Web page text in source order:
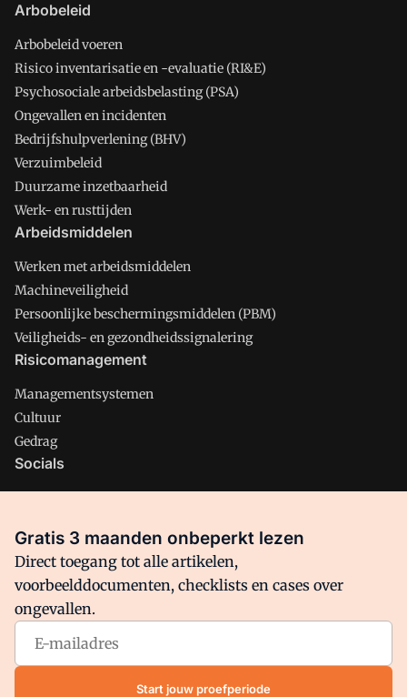
Arbobeleid
Arbobeleid voeren
Risico inventarisatie en -evaluatie (RI&E)
Psychosociale arbeidsbelasting (PSA)
Ongevallen en incidenten
Bedrijfshulpverlening (BHV)
Verzuimbeleid
Duurzame inzetbaarheid
Werk- en rusttijden
Arbeidsmiddelen
Werken met arbeidsmiddelen
Machineveiligheid
Persoonlijke beschermingsmiddelen (PBM)
Veiligheids- en gezondheidssignalering
Risicomanagement
Managementsystemen
Cultuur
Gedrag
Socials
Facebook
Arbo is onderdeel van VMN media. Lees inons manifestwaar
VMN media voor staat. Op gebruik van deze site zijn de
volgende regelingen van toepassing:Algemene Voorwaarden
Privacy en Cookie beleid|Privacy instellingen
Gratis 3 maanden onbeperkt lezen
Direct toegang tot alle artikelen,
voorbeelddocumenten, checklists en cases over
ongevallen.
Start jouw proefperiode